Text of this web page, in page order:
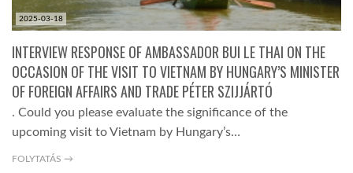
2025-03-18
INTERVIEW RESPONSE OF AMBASSADOR BUI LE THAI ON THE
OCCASION OF THE VISIT TO VIETNAM BY HUNGARY’S MINISTER
OF FOREIGN AFFAIRS AND TRADE PÉTER SZIJJÁRTÓ
. Could you please evaluate the significance of the
upcoming visit to Vietnam by Hungary’s…
FOLYTATÁS →